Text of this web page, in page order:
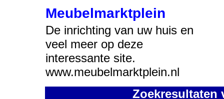
Meubelmarktplein
De inrichting van uw huis en
veel meer op deze
interessante site.
www.meubelmarktplein.nl